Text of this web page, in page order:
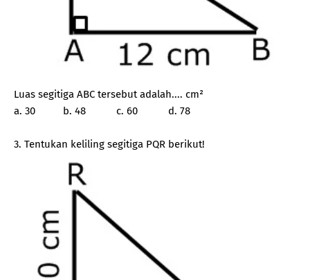
Luas segitiga ABC tersebut adalah.... cm²
a. 30 b. 48 c. 60 d. 78
3. Tentukan keliling segitiga PQR berikut!